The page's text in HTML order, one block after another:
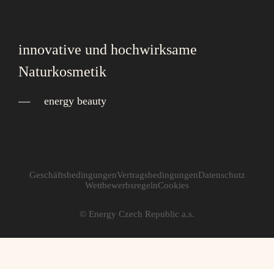
innovative und hochwirksame
Naturkosmetik
energy beauty
© Energy Czech Republic a.s.
GeschäftsbedingungenVertragsbedingungenDatenschutz
WettbewerbsregelnCookies